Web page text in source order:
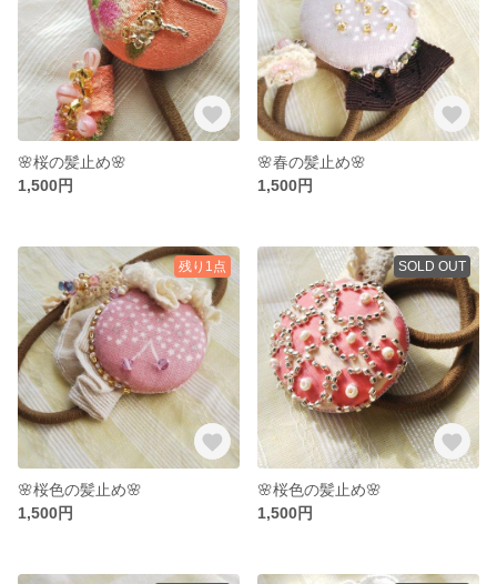
🌸桜の髪止め🌸
1,500円
🌸春の髪止め🌸
1,500円
残り1点
🌸桜色の髪止め🌸
1,500円
SOLD OUT
🌸桜色の髪止め🌸
1,500円